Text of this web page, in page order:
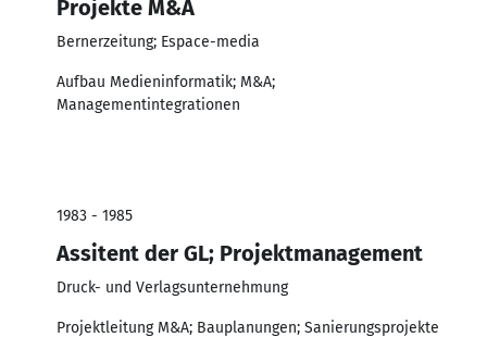
Projekte M&A
Bernerzeitung; Espace-media
Aufbau Medieninformatik; M&A;
Managementintegrationen
1983 - 1985
Assitent der GL; Projektmanagement
Druck- und Verlagsunternehmung
Projektleitung M&A; Bauplanungen; Sanierungsprojekte